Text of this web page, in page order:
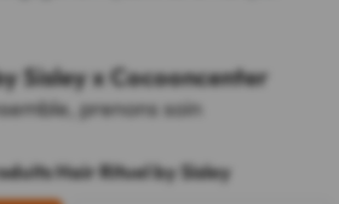
Sisley x Cocooncenter
prenons soin
Hair Rituel by Sisley